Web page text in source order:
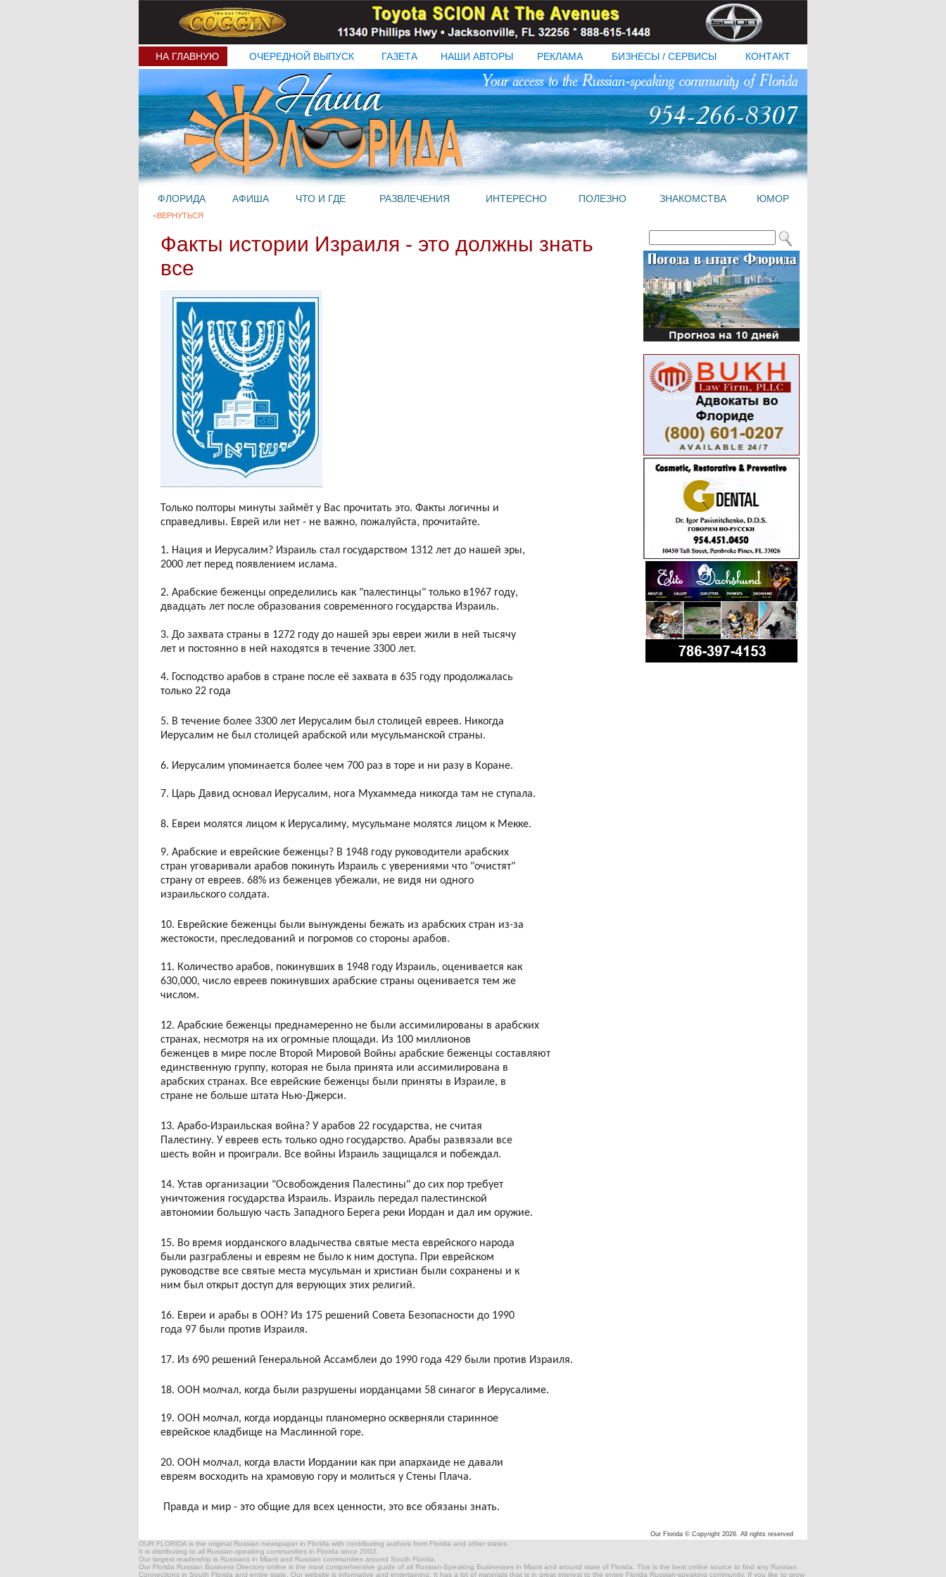
НА ГЛАВНУЮ ОЧЕРЕДНОЙ ВЫПУСК ГАЗЕТА НАШИ АВТОРЫ РЕКЛАМА БИЗНЕСЫ / СЕРВИСЫ КОНТАКТ
ФЛОРИДА АФИША ЧТО И ГДЕ РАЗВЛЕЧЕНИЯ ИНТЕРЕСНО ПОЛЕЗНО ЗНАКОМСТВА ЮМОР
<ВЕРНУТЬСЯ
Факты истории Израиля - это должны знать
все
Только полторы минуты займёт у Вас прочитать это. Факты логичны и
справедливы. Еврей или нет - не важно, пожалуйста, прочитайте.
1. Нация и Иерусалим? Израиль стал государством 1312 лет до нашей эры,
2000 лет перед появлением ислама.
2. Арабские беженцы определились как "палестинцы" только в1967 году,
двадцать лет после образования современного государства Израиль.
3. До захвата страны в 1272 году до нашей эры евреи жили в ней тысячу
лет и постоянно в ней находятся в течение 3300 лет.
4. Господство арабов в стране после её захвата в 635 году продолжалась
только 22 года
5. В течение более 3300 лет Иерусалим был столицей евреев. Никогда
Иерусалим не был столицей арабской или мусульманской страны.
6. Иерусалим упоминается более чем 700 раз в торе и ни разу в Коране.
7. Царь Давид основал Иерусалим, нога Мухаммеда никогда там не ступала.
8. Евреи молятся лицом к Иерусалиму, мусульмане молятся лицом к Мекке.
9. Арабские и еврейские беженцы? В 1948 году руководители арабских
стран уговаривали арабов покинуть Израиль с уверениями что "очистят"
страну от евреев. 68% из беженцев убежали, не видя ни одного
израильского солдата.
10. Еврейские беженцы были вынуждены бежать из арабских стран из-за
жестокости, преследований и погромов со стороны арабов.
11. Количество арабов, покинувших в 1948 году Израиль, оценивается как
630,000, число евреев покинувших арабские страны оценивается тем же
числом.
12. Арабские беженцы преднамеренно не были ассимилированы в арабских
странах, несмотря на их огромные площади. Из 100 миллионов
беженцев в мире после Второй Мировой Войны арабские беженцы составляют
единственную группу, которая не была принята или ассимилирована в
арабских странах. Все еврейские беженцы были приняты в Израиле, в
стране не больше штата Нью-Джерси.
13. Арабо-Израильская война? У арабов 22 государствa, не считая
Палестину. У евреев есть только одно государство. Арабы развязали все
шесть войн и проиграли. Все войны Израиль защищался и побеждал.
14. Устав организации "Освобождения Палестины" до сих пор требует
уничтожения государства Израиль. Израиль передал палестинской
автономии большую часть Западного Берега реки Иордан и дал им оружие.
15. Во время иорданского владычества святые места еврейского народа
были разграблены и евреям не было к ним доступа. При еврейском
руководстве все святые места мусульман и христиан были сохранены и к
ним был открыт доступ для верующих этих религий.
16. Евреи и арабы в ООН? Из 175 решений Совета Безопасности до 1990
года 97 были против Израиля.
17. Из 690 решений Генеральной Ассамблеи до 1990 года 429 были против Израиля.
18. ООН молчал, когда были разрушены иорданцами 58 синагог в Иерусалиме.
19. ООН молчал, когда иорданцы планомерно оскверняли старинное
еврейское кладбище на Маслинной горе.
20. ООН молчал, когда власти Иордании как при апархаиде не давали
евреям восходить на храмовую гору и молиться у Стены Плача.
Правда и мир - это общие для всех ценности, это все обязаны знать.
Our Florida © Copyright 2026. All rights reserved
OUR FLORIDA is the original Russian newspaper in Florida with contributing authors from Florida and other states.
It is distributing to all Russian-speaking communities in Florida since 2002.
Our largest readership is Russians in Miami and Russian communities around South Florida.
Our Florida Russian Business Directory online is the most comprehensive guide of all Russian-Speaking Businesses in Miami and around state of Florida. This is the best online source to find any Russian
Connections in South Florida and entire state. Our website is informative and entertaining. It has a lot of materials that is in great interest to the entire Florida Russian-speaking community. If you like to grow